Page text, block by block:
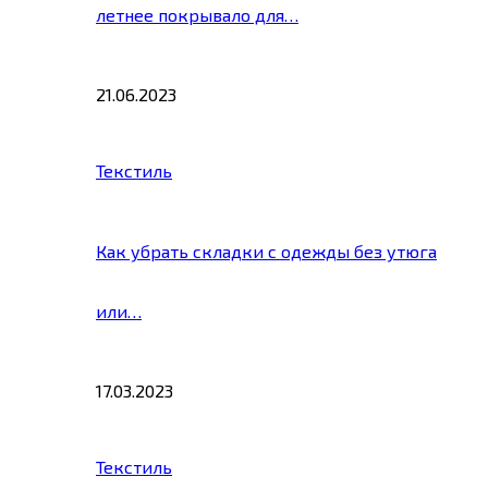
летнее покрывало для…
21.06.2023
Текстиль
Как убрать складки с одежды без утюга
или…
17.03.2023
Текстиль